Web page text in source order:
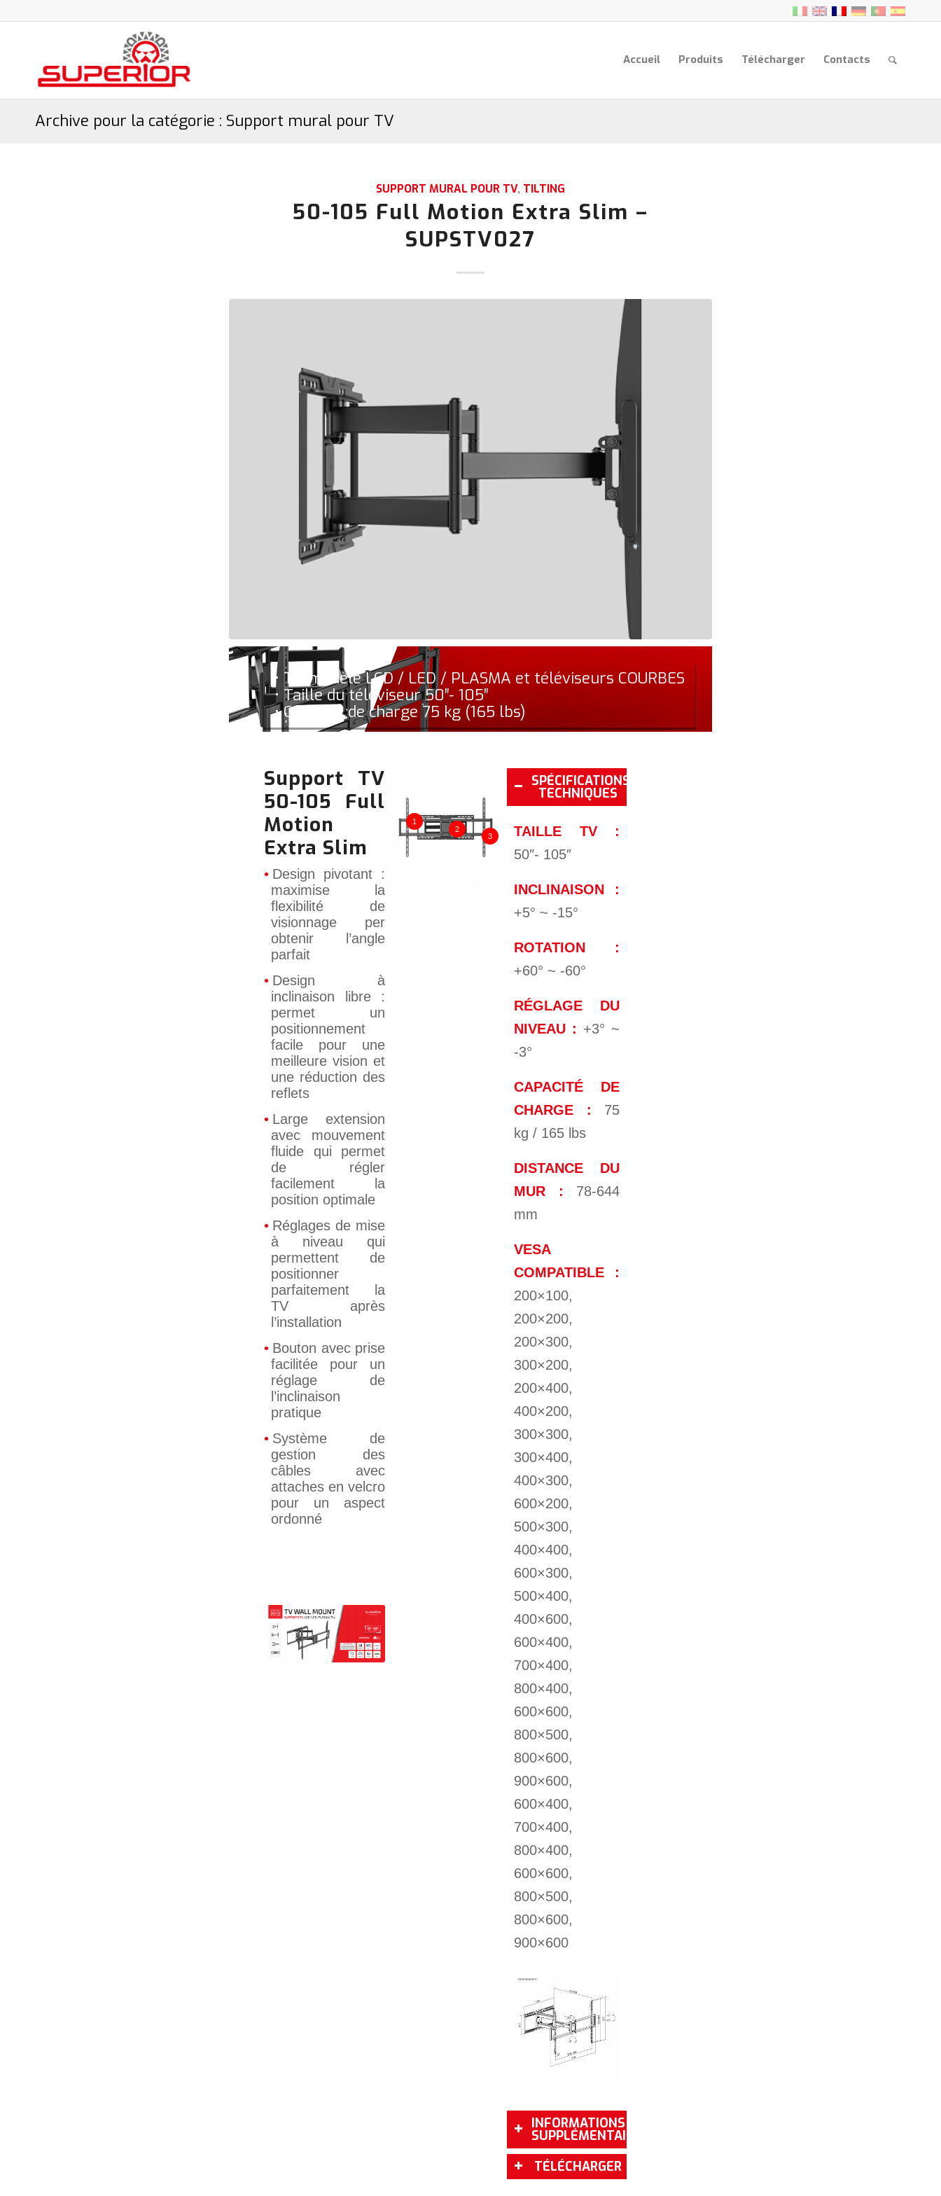
Accueil Produits Télécharger Contacts
Archive pour la catégorie : Support mural pour TV
SUPPORT MURAL POUR TV, TILTING
50-105 Full Motion Extra Slim –
SUPSTV027
• TV modèle LCD / LED / PLASMA et téléviseurs COURBES
• Taille du téléviseur 50″- 105″
• Capacité de charge 75 kg (165 lbs)
Support TV
50-105 Full
Motion
Extra Slim
Design pivotant :
maximise la
flexibilité de
visionnage per
obtenir l’angle
parfait
Design à
inclinaison libre :
permet un
positionnement
facile pour une
meilleure vision et
une réduction des
reflets
Large extension
avec mouvement
fluide qui permet
de régler
facilement la
position optimale
Réglages de mise
à niveau qui
permettent de
positionner
parfaitement la
TV après
l’installation
Bouton avec prise
facilitée pour un
réglage de
l’inclinaison
pratique
Système de
gestion des
câbles avec
attaches en velcro
pour un aspect
ordonné
1
2
3
SPÉCIFICATIONS
TECHNIQUES
TAILLE TV :
50″- 105″
INCLINAISON :
+5° ~ -15°
ROTATION :
+60° ~ -60°
RÉGLAGE DU
NIVEAU : +3° ~
-3°
CAPACITÉ DE
CHARGE : 75
kg / 165 lbs
DISTANCE DU
MUR : 78-644
mm
VESA
COMPATIBLE :
200×100,
200×200,
200×300,
300×200,
200×400,
400×200,
300×300,
300×400,
400×300,
600×200,
500×300,
400×400,
600×300,
500×400,
400×600,
600×400,
700×400,
800×400,
600×600,
800×500,
800×600,
900×600,
600×400,
700×400,
800×400,
600×600,
800×500,
800×600,
900×600
INFORMATIONS
SUPPLÉMENTAIRES
TÉLÉCHARGER